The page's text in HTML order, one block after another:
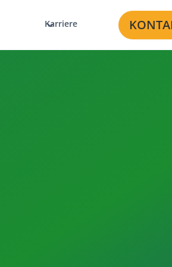
Karriere